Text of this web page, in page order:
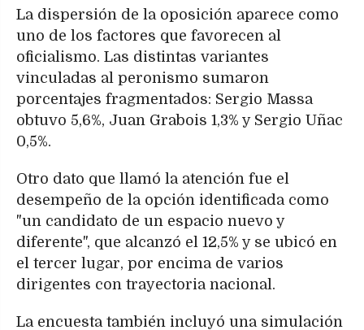
La dispersión de la oposición aparece como
uno de los factores que favorecen al
oficialismo. Las distintas variantes
vinculadas al peronismo sumaron
porcentajes fragmentados: Sergio Massa
obtuvo 5,6%, Juan Grabois 1,3% y Sergio Uñac
0,5%.
Otro dato que llamó la atención fue el
desempeño de la opción identificada como
"un candidato de un espacio nuevo y
diferente", que alcanzó el 12,5% y se ubicó en
el tercer lugar, por encima de varios
dirigentes con trayectoria nacional.
La encuesta también incluyó una simulación